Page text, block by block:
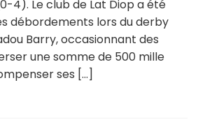
4). Le club de Lat Diop a été
débordements lors du derby
Barry, occasionnant des
une somme de 500 mille
ses […]